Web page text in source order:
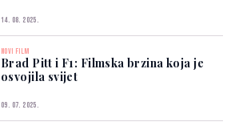
14. 08. 2025.
NOVI FILM
Brad Pitt i F1: Filmska brzina koja je
osvojila svijet
09. 07. 2025.